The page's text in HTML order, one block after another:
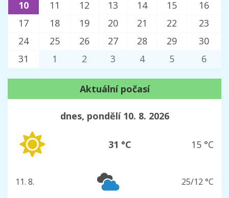
10
11 12 13 14 15
16
17
18 19 20 21 22
23
24
25 26 27 28 29
30
31
1 2 3 4 5 6
Aktuální počasí
dnes, pondělí 10. 8. 2026
31 °C 15 °C
úterý
11. 8. 25/12 °C